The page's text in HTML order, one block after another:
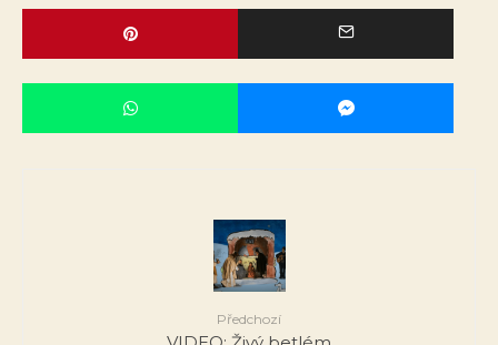
Předchozí